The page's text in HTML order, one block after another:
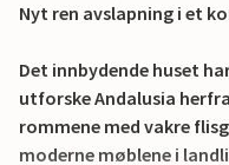
Nyt ren avslapning i et
Det innbydende huset
utforske Andalusia
rommene med vakre
moderne møblene i